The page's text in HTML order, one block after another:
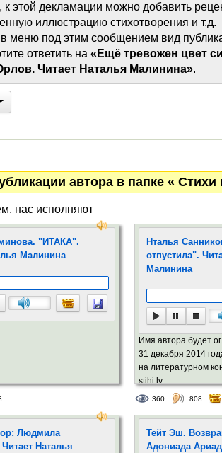
этой декламации можно добавить
иллюстрацию стихотворения и т.д.
меню под этим сообщением вид
ответить на «Ещё тревожен цвет
Читает Наталья Малинина».
автора в папке « Стихи
нас исполняют
"ИТАКА".
Малинина
Нталья
отпустила".
Малинина
Имя автора будет
31 декабря 2014
на литературном
stihi.lv.
360 808
Людмила
Наталья
Тейт Эш.
Адониада